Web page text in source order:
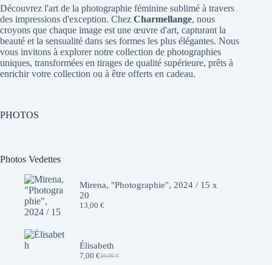
Découvrez l'art de la photographie féminine sublimé à travers
des impressions d'exception. Chez Charmellange, nous
croyons que chaque image est une œuvre d'art, capturant la
beauté et la sensualité dans ses formes les plus élégantes. Nous
vous invitons à explorer notre collection de photographies
uniques, transformées en tirages de qualité supérieure, prêts à
enrichir votre collection ou à être offerts en cadeau.
PHOTOS
Photos Vedettes
Mirena, "Photographie", 2024 / 15 x
20
13,00 €
Élisabeth
10,00€
Le
7,00 €Le